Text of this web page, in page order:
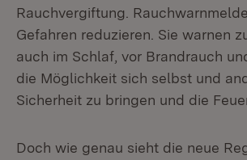
Rauchvergiftung.
Gefahren reduzieren. Sie warnen
auch im Schlaf, vor Brandrauch
die Möglichkeit sich selbst und
Sicherheit zu bringen und die
Doch wie genau sieht die neue